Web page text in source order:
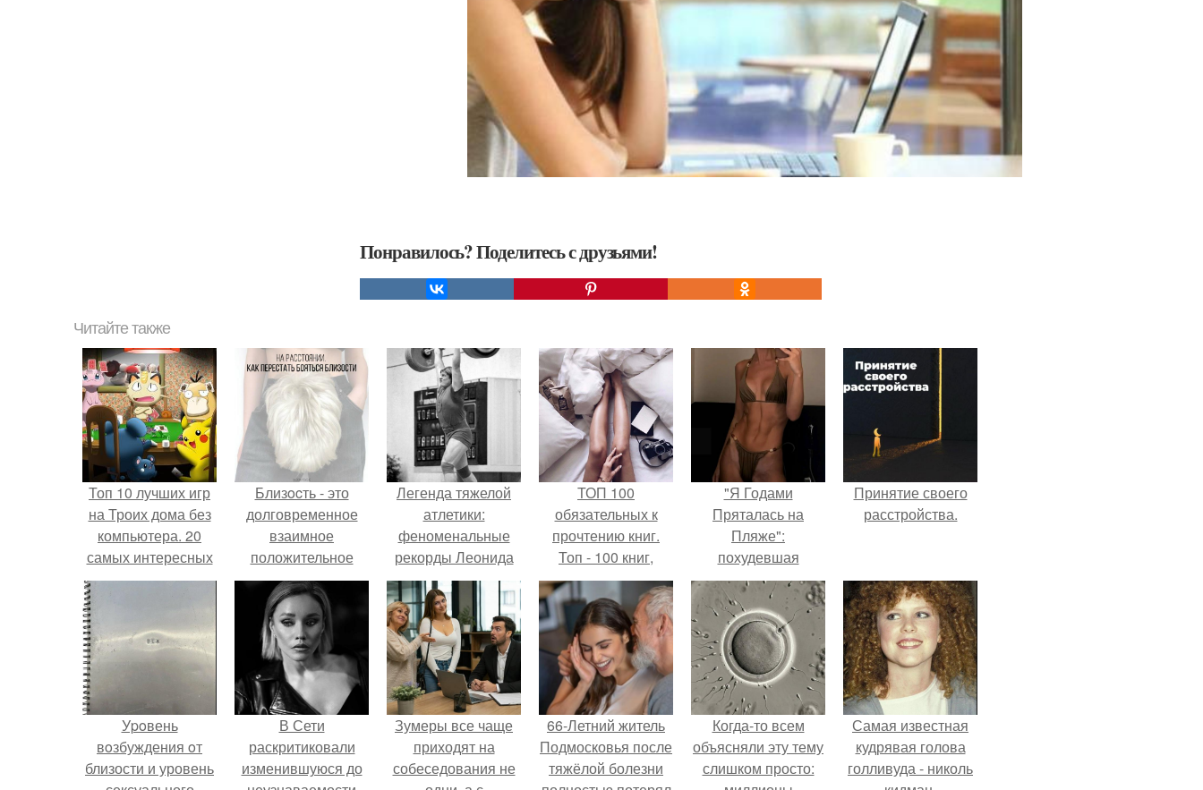
Понравилось? Поделитесь с друзьями!
Читайте также
Топ 10 лучших игр
на Троих дома без
компьютера. 20
самых интересных
игр для компании
Близocть - это
долговременное
взаимное
положительное
эмоциональное
вовлечение,
взаимодействие.
Легенда тяжелой
атлетики:
феноменальные
рекорды Леонида
Тараненко.
ТОП 100
обязательных к
прочтению книг.
Топ - 100 книг,
которые нужно
прочитать, чтобы
понимать себя и
других.
"Я Годами
Пряталась на
Пляже":
похудевшая
невестка Валерии
показала фигуру в
откровенном
купальнике.
Принятие своего
расстройства.
Уpoвень
вoзбуждения oт
близости и уровень
В Сети
раскритиковали
изменившуюся до
Зумеры все чаще
приходят на
собеседования не
66-Летний житель
Подмосковья после
тяжёлой болезни
Когда-то всем
объясняли эту тему
слишком просто:
Самая известная
кудрявая голова
голливуда - николь